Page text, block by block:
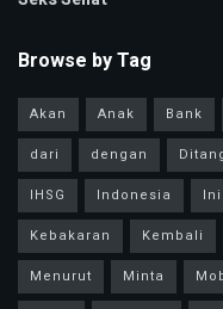
Browse by Tag
Akan Anak Bank
dari
dengan
IHSG
Indonesia Ini
Kebakaran
Kembali
Menurut
Minta